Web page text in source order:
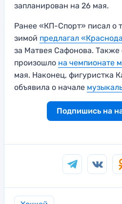
запланирован на 26 мая.
Ранее «КП-Спорт» писал о
зимой предлагал
за Матвея Сафонова. Также
произошло на чемпионате
мая. Наконец, фигуристка
объявила о начале
Подпишись на